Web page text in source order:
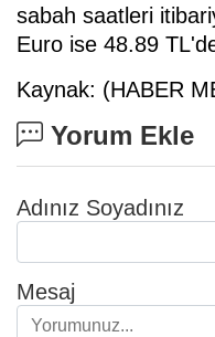
sabah saatleri
Euro ise 48.89
Kaynak: (HABER
Yorum Ekle
Adınız Soyadınız
Mesaj